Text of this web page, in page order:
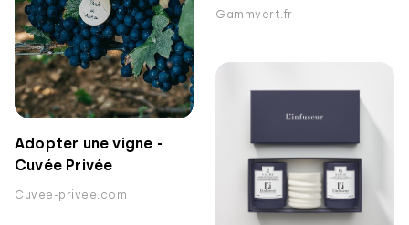
Gammvert.fr
Adopter une vigne -
Cuvée Privée
Cuvee-privee.com